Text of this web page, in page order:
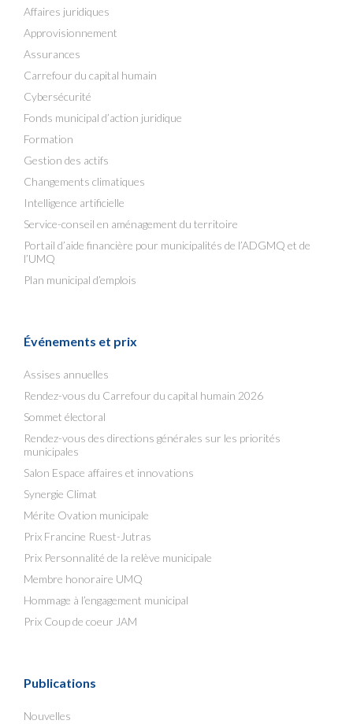
Affaires juridiques
Approvisionnement
Assurances
Carrefour du capital humain
Cybersécurité
Fonds municipal d’action juridique
Formation
Gestion des actifs
Changements climatiques
Intelligence artificielle
Service-conseil en aménagement du territoire
Portail d’aide financière pour municipalités de l’ADGMQ et de
l’UMQ
Plan municipal d’emplois
Événements et prix
Assises annuelles
Rendez-vous du Carrefour du capital humain 2026
Sommet électoral
Rendez-vous des directions générales sur les priorités
municipales
Salon Espace affaires et innovations
Synergie Climat
Mérite Ovation municipale
Prix Francine Ruest-Jutras
Prix Personnalité de la relève municipale
Membre honoraire UMQ
Hommage à l’engagement municipal
Prix Coup de coeur JAM
Publications
Nouvelles